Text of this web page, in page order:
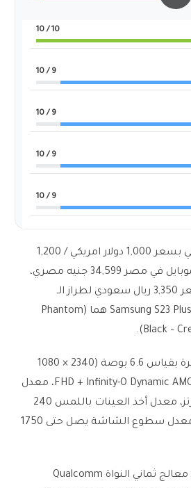
10
/ 10
9
/ 10
9
/ 10
9
/ 10
9
/ 10
سامسونج S23 بلس يأتي بسعر 1,000 دولار امريكي / 1,200
يورو، بينما يبلغ سعر الموبايل في مصر 34,599 جنيه مصري،
وفي السعودية يأتي بسعر 3,350 ريال سعودي لطراز الـ
256GB/8GB RAM. ألوان Samsung S23 Plus هما (Phantom
Black –
يأتي الهاتف بشاشة كبيرة بقياس 6.6 بوصة (2340 × 1080
بكسل) شاشة FHD + Infinity-O Dynamic AMOLED 2X، معدل
تحديث تكيفي 48:120 هرتز، معدل أخذ العينات باللمس 240
هرتز في وضع الألعاب، معدل سطوع الشاشة يصل حتى 1750
الموبايل يعمل بواسطة معالج ثماني النواة Qualcomm